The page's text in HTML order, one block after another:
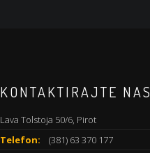
KONTAKTIRAJTE NAS
Lava Tolstoja 50/6, Pirot
Telefon:
(381) 63 370 177